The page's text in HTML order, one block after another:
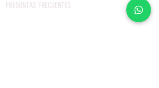
PREGUNTAS FRECUENTES